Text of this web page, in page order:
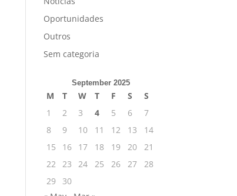
Oportunidades
Outros
Sem categoria
September 2025
M T W T F S
S
1
2 3 4 5 6
7
8
9 10 11 12 13
14
15
16 17 18 19 20
21
22
23 24 25 26 27
28
29
30